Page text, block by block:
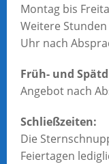
Montag bis
Weitere
Uhr nach
Früh- und
Angebot nach
Schließzeiten:
Die
Feiertagen